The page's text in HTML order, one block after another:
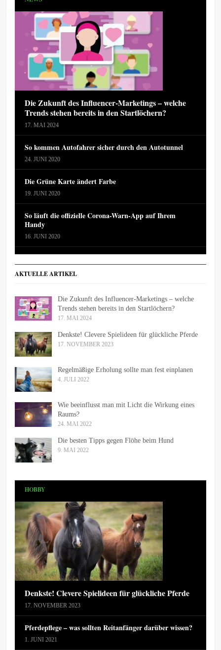
Die Zukunft des Influencer-Marketings – welche
Trends stehen bereits in den Startlöchern?
17. MAI 2024
So kommen Autofahrer sicher durch den Autotunnel
24. JUNI 2020
Die Grüne Karte ändert Farbe
19. JUNI 2020
So läuft die offizielle Corona-Warn-App auf Ihrem
Handy
16. JUNI 2020
AKTUELLE ARTIKEL
Die Zukunft des Influencer-Marketings – welche
Trends stehen bereits in den Startlöchern?
17. MAI 2024
Denkste! Clevere Spielideen für glückliche Pferde
17. NOVEMBER 2023
Regelmäßige Erholung sollte man fest einplanen
4. JULI 2022
Wie beeinflusst man mit Licht die Wirkung eines
Raums?
24. MAI 2022
Die besten Tipps gegen Flöhe beim Hund
9. MAI 2022
HOBBY
Denkste! Clevere Spielideen für glückliche Pferde
17. NOVEMBER 2023
Pferdepflege – was sollten Reitanfänger darüber wissen?
1. JUNI 2021